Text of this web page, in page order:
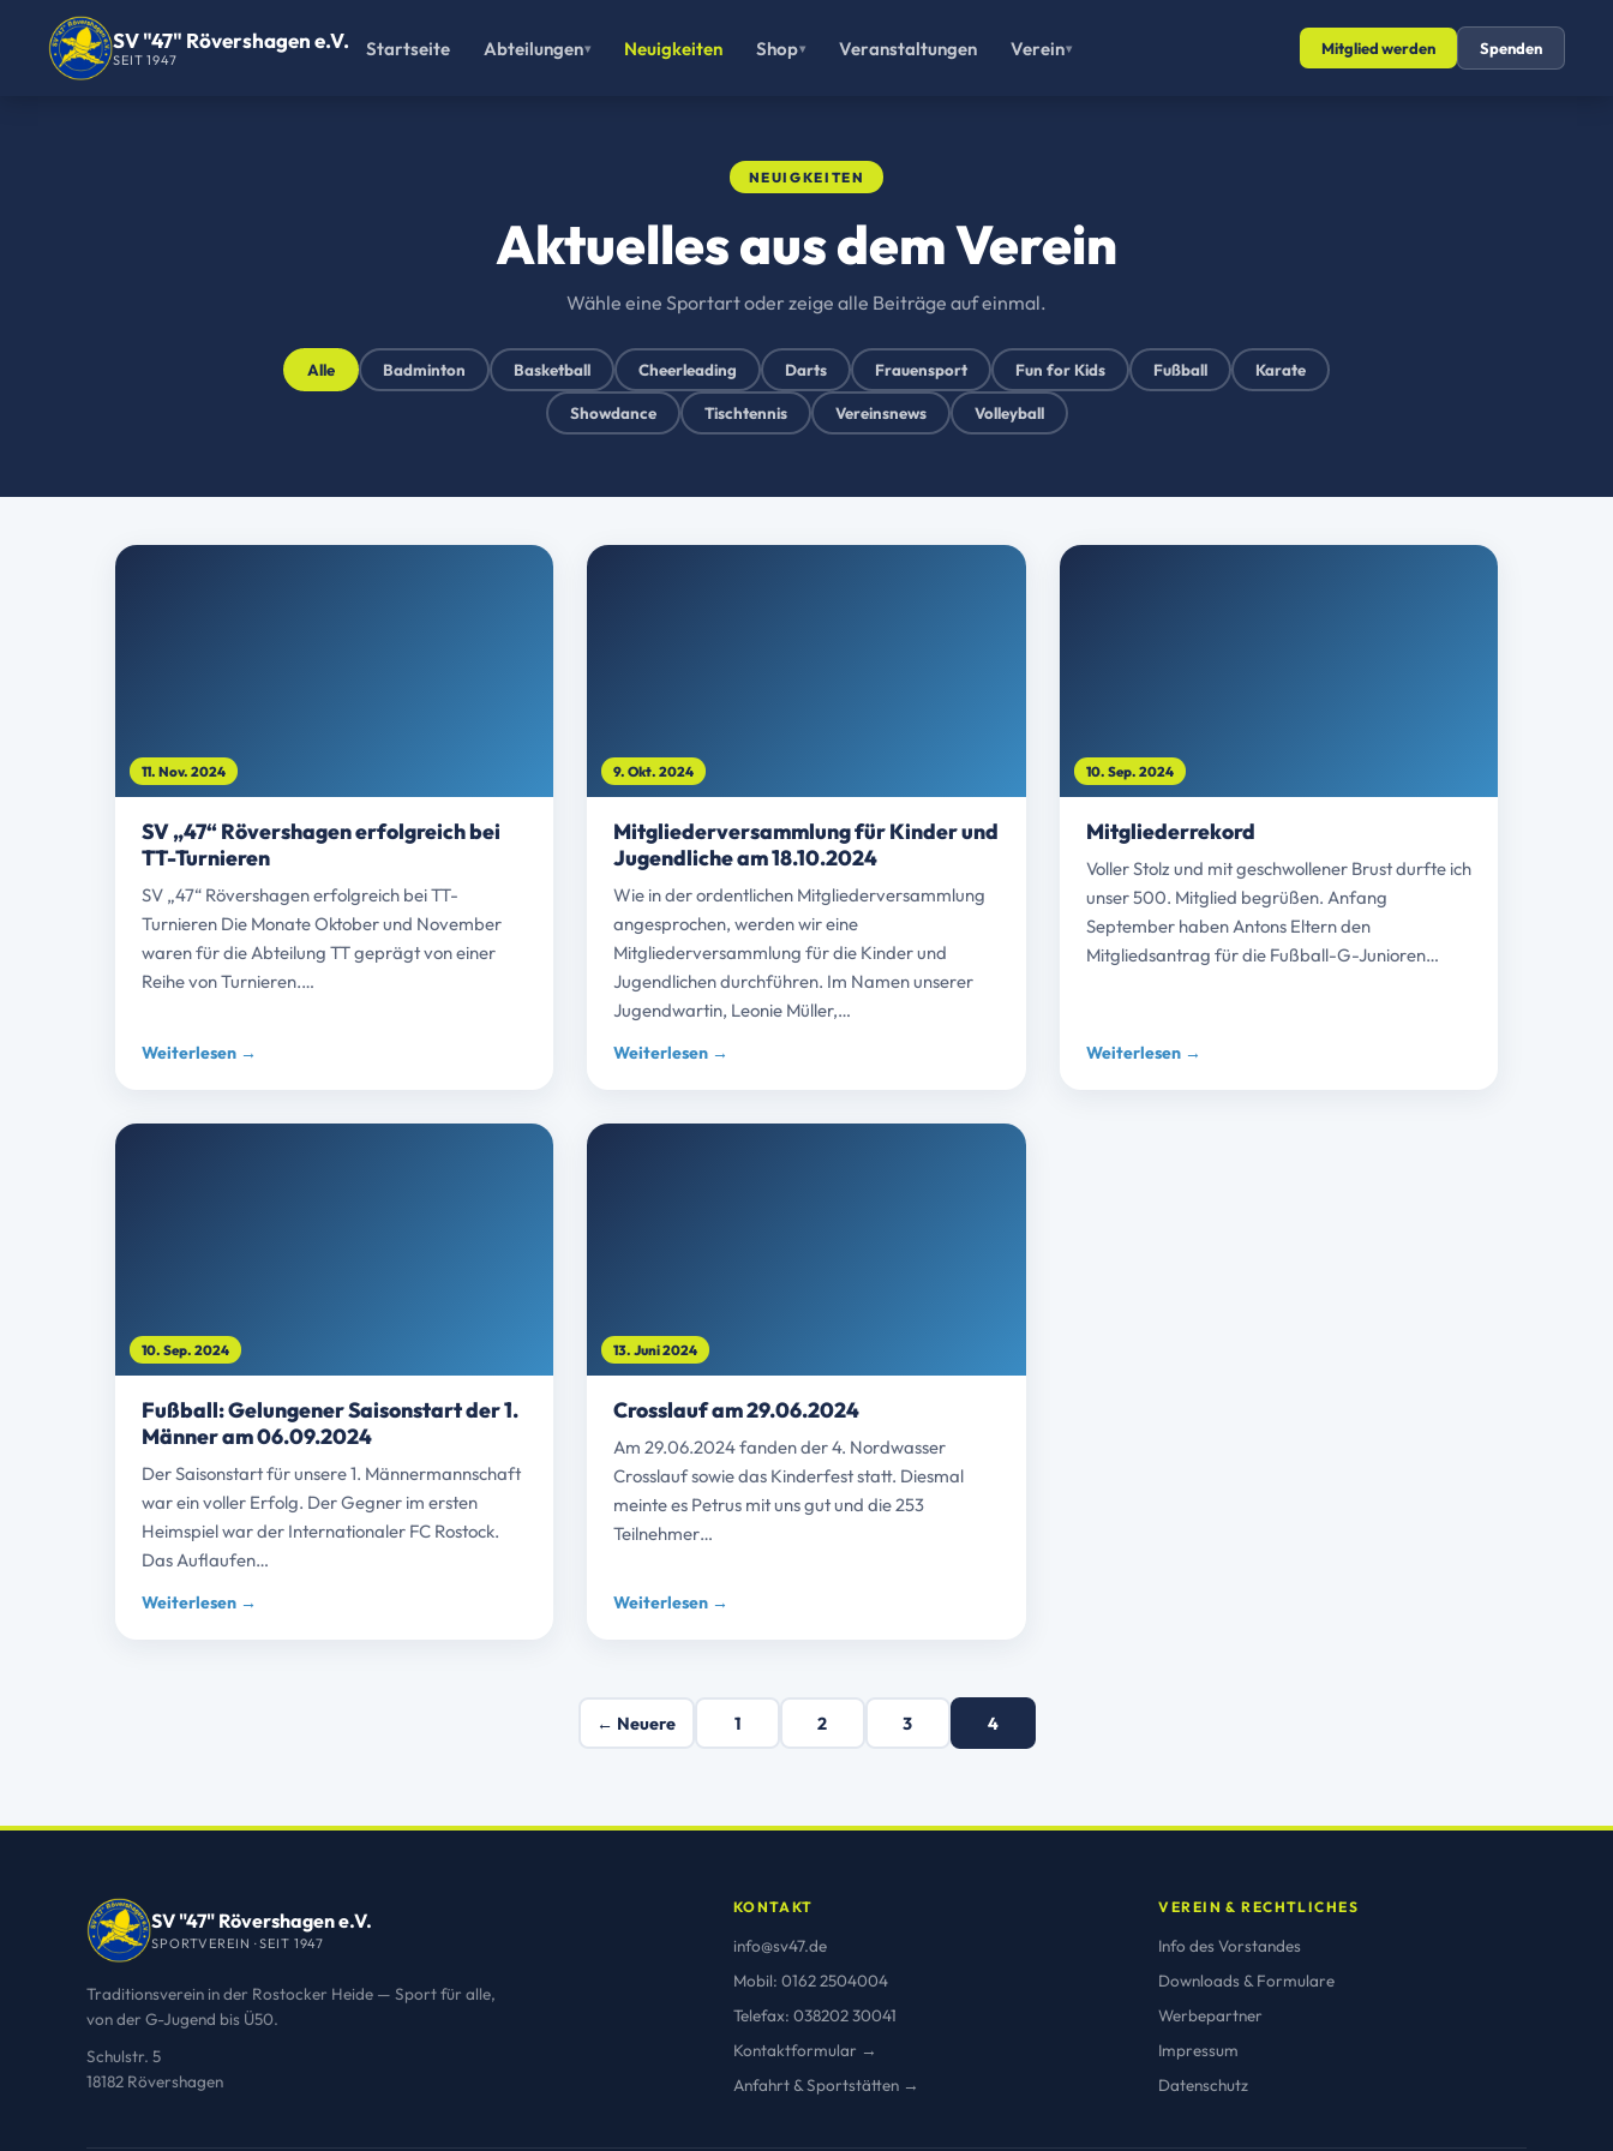
SV "47" Rövershagen e.V.
SEIT 1947 Startseite Abteilungen Neuigkeiten Shop Veranstaltungen Verein Mitglied werden Spenden
NEUIGKEITEN
Aktuelles aus dem Verein
Wähle eine Sportart oder zeige alle Beiträge auf einmal.
Alle Badminton Basketball Cheerleading Darts Frauensport Fun for Kids Fußball Karate
Showdance Tischtennis Vereinsnews Volleyball
11. Nov. 2024
SV „47“ Rövershagen erfolgreich bei
TT-Turnieren
SV „47“ Rövershagen erfolgreich bei TT-
Turnieren Die Monate Oktober und November
waren für die Abteilung TT geprägt von einer
Reihe von Turnieren.…
Weiterlesen →
9. Okt. 2024
Mitgliederversammlung für Kinder und
Jugendliche am 18.10.2024
Wie in der ordentlichen Mitgliederversammlung
angesprochen, werden wir eine
Mitgliederversammlung für die Kinder und
Jugendlichen durchführen. Im Namen unserer
Jugendwartin, Leonie Müller,…
Weiterlesen →
10. Sep. 2024
Mitgliederrekord
Voller Stolz und mit geschwollener Brust durfte ich
unser 500. Mitglied begrüßen. Anfang
September haben Antons Eltern den
Mitgliedsantrag für die Fußball-G-Junioren…
Weiterlesen →
10. Sep. 2024
Fußball: Gelungener Saisonstart der 1.
Männer am 06.09.2024
Der Saisonstart für unsere 1. Männermannschaft
war ein voller Erfolg. Der Gegner im ersten
Heimspiel war der Internationaler FC Rostock.
Das Auflaufen…
Weiterlesen →
13. Juni 2024
Crosslauf am 29.06.2024
Am 29.06.2024 fanden der 4. Nordwasser
Crosslauf sowie das Kinderfest statt. Diesmal
meinte es Petrus mit uns gut und die 253
Teilnehmer…
Weiterlesen →
← Neuere 1 2 3 4
SV "47" Rövershagen e.V.
SPORTVEREIN · SEIT 1947
Traditionsverein in der Rostocker Heide — Sport für alle,
von der G-Jugend bis Ü50.
Schulstr. 5
18182 Rövershagen
KONTAKT
info@sv47.de
Mobil: 0162 2504004
Telefax: 038202 30041
Kontaktformular →
Anfahrt & Sportstätten →
VEREIN & RECHTLICHES
Info des Vorstandes
Downloads & Formulare
Werbepartner
Impressum
Datenschutz